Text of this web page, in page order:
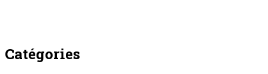
Catégories